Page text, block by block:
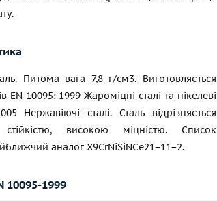
Питома вага 7,8 г/см3. Виготовляється
EN 10095: 1999 Жароміцні сталі та нікелеві
Нержавіючі сталі. Сталь відрізняється
високою міцністю. Список
аналог X9CrNiSiNCe21−11−2.
10095-1999